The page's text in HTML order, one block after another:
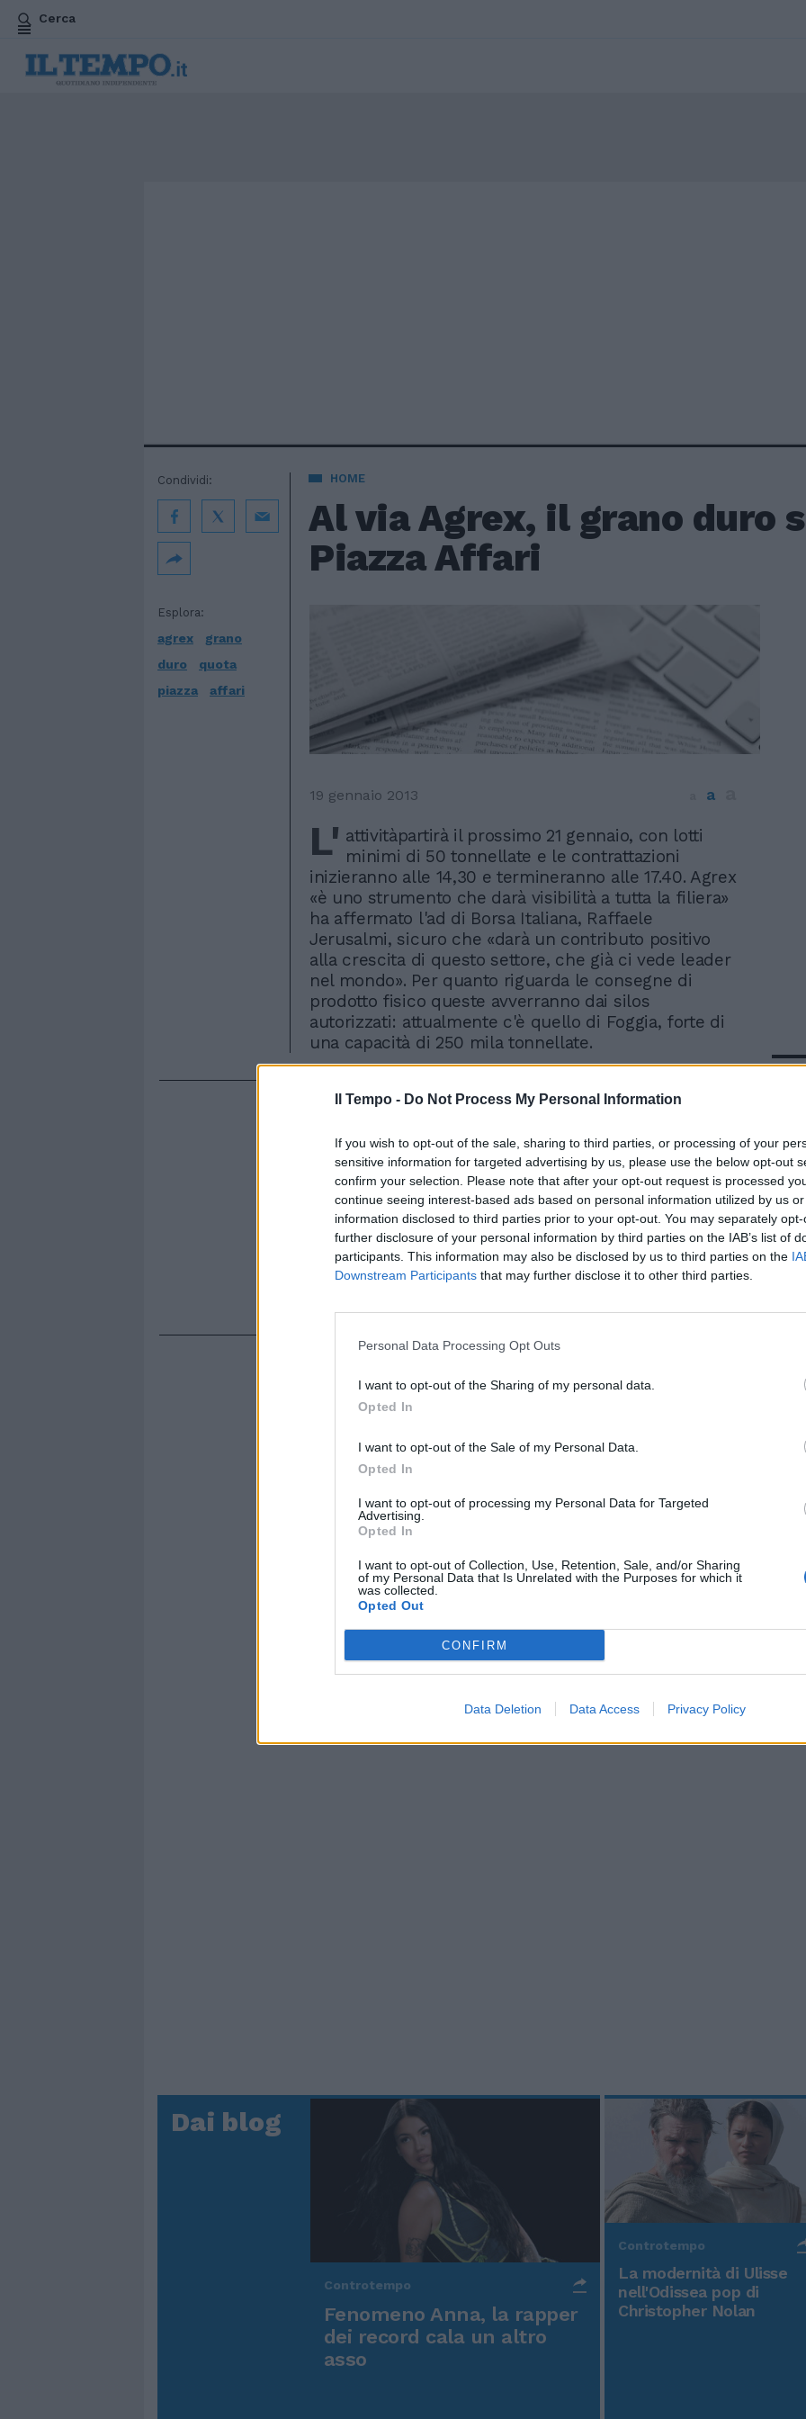
Il Tempo - Do Not Process My Personal Information
If you wish to opt-out of the sale, sharing to third parties, or processing of your
sensitive information for targeted advertising by us, please use the below opt-out
confirm your selection. Please note that after your opt-out request is processed
continue seeing interest-based ads based on personal information utilized by us
information disclosed to third parties prior to your opt-out. You may separately
further disclosure of your personal information by third parties on the IAB’s list of
participants. This information may also be disclosed by us to third parties on the
Downstream Participants that may further disclose it to other third parties.
Personal Data Processing Opt Outs
I want to opt-out of the Sharing of my personal data.
Opted In
I want to opt-out of the Sale of my Personal Data.
Opted In
I want to opt-out of processing my Personal Data for Targeted
Advertising.
Opted In
I want to opt-out of Collection, Use, Retention, Sale, and/or Sharing
of my Personal Data that Is Unrelated with the Purposes for which it
was collected.
Opted Out
CONFIRM
Data Deletion Data Access Privacy Policy
Cerca
HOME
Al via Agrex, il grano duro
Piazza Affari
Esplora:
agrex
grano
duro
quota
piazza
affari
Condividi:
19 gennaio 2013 a
L' attivitàpartirà il prossimo 21 gennaio, con lotti
minimi di 50 tonnellate e le contrattazioni
inizieranno alle 14,30 e termineranno alle 17.40. Agrex
«è uno strumento che darà visibilità a tutta la filiera»
ha affermato l'ad di Borsa Italiana, Raffaele
Jerusalmi, sicuro che «darà un contributo positivo
alla crescita di questo settore, che già ci vede leader
nel mondo». Per quanto riguarda le consegne di
prodotto fisico queste avverranno dai silos
autorizzati: attualmente c'è quello di Foggia, forte di
una capacità di 250 mila tonnellate.
In
Rudy Giuliani a Come States?
americana
Dai blog
Controtempo
Fenomeno Anna, la rapper
dei record cala un altro
asso
Controtempo
La modernità di Ulisse
nell'Odissea pop di
Christopher Nolan